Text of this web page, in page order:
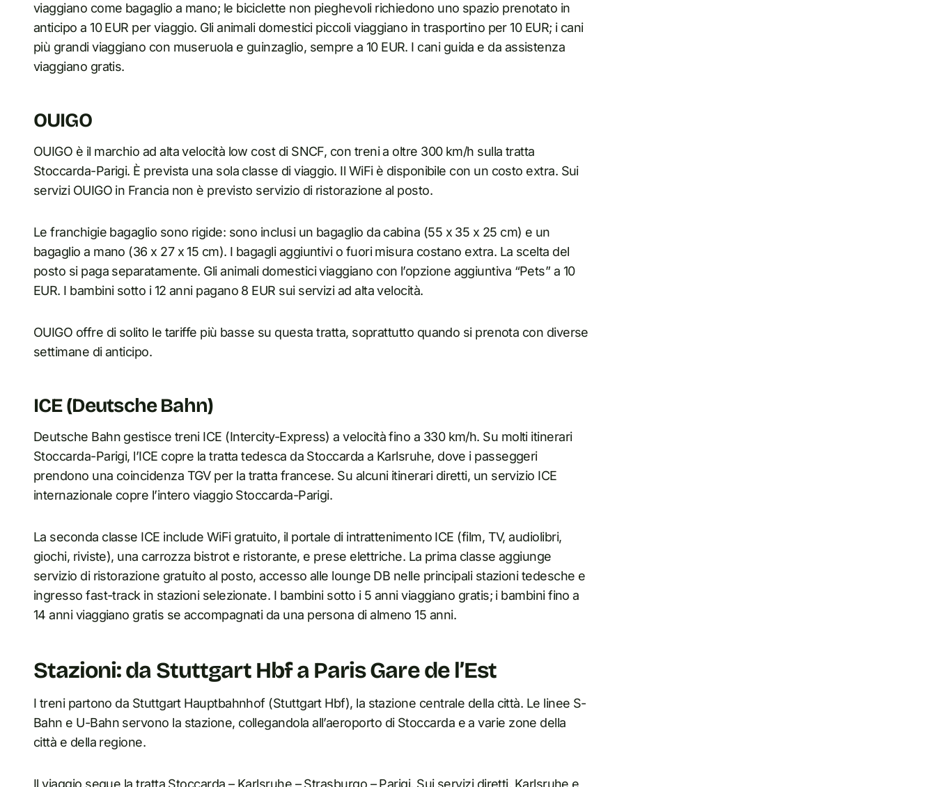
viaggiano come bagaglio a mano; le biciclette non pieghevoli richiedono uno spazio prenotato in
anticipo a 10 EUR per viaggio. Gli animali domestici piccoli viaggiano in trasportino per 10 EUR; i cani
più grandi viaggiano con museruola e guinzaglio, sempre a 10 EUR. I cani guida e da assistenza
viaggiano gratis.
OUIGO
OUIGO è il marchio ad alta velocità low cost di SNCF, con treni a oltre 300 km/h sulla tratta
Stoccarda-Parigi. È prevista una sola classe di viaggio. Il WiFi è disponibile con un costo extra. Sui
servizi OUIGO in Francia non è previsto servizio di ristorazione al posto.
Le franchigie bagaglio sono rigide: sono inclusi un bagaglio da cabina (55 x 35 x 25 cm) e un
bagaglio a mano (36 x 27 x 15 cm). I bagagli aggiuntivi o fuori misura costano extra. La scelta del
posto si paga separatamente. Gli animali domestici viaggiano con l’opzione aggiuntiva “Pets” a 10
EUR. I bambini sotto i 12 anni pagano 8 EUR sui servizi ad alta velocità.
OUIGO offre di solito le tariffe più basse su questa tratta, soprattutto quando si prenota con diverse
settimane di anticipo.
ICE (Deutsche Bahn)
Deutsche Bahn gestisce treni ICE (Intercity-Express) a velocità fino a 330 km/h. Su molti itinerari
Stoccarda-Parigi, l’ICE copre la tratta tedesca da Stoccarda a Karlsruhe, dove i passeggeri
prendono una coincidenza TGV per la tratta francese. Su alcuni itinerari diretti, un servizio ICE
internazionale copre l’intero viaggio Stoccarda-Parigi.
La seconda classe ICE include WiFi gratuito, il portale di intrattenimento ICE (film, TV, audiolibri,
giochi, riviste), una carrozza bistrot e ristorante, e prese elettriche. La prima classe aggiunge
servizio di ristorazione gratuito al posto, accesso alle lounge DB nelle principali stazioni tedesche e
ingresso fast-track in stazioni selezionate. I bambini sotto i 5 anni viaggiano gratis; i bambini fino a
14 anni viaggiano gratis se accompagnati da una persona di almeno 15 anni.
Stazioni: da Stuttgart Hbf a Paris Gare de l’Est
I treni partono da Stuttgart Hauptbahnhof (Stuttgart Hbf), la stazione centrale della città. Le linee S-
Bahn e U-Bahn servono la stazione, collegandola all’aeroporto di Stoccarda e a varie zone della
città e della regione.
Il viaggio segue la tratta Stoccarda – Karlsruhe – Strasburgo – Parigi. Sui servizi diretti, Karlsruhe e